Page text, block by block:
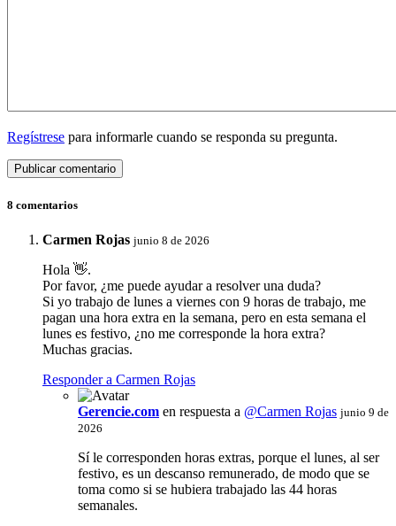
Regístrese para informarle cuando se responda su pregunta.
8 comentarios
Carmen Rojas junio 8 de 2026
Hola 👋.
Por favor, ¿me puede ayudar a resolver una duda?
Si yo trabajo de lunes a viernes con 9 horas de trabajo, me
pagan una hora extra en la semana, pero en esta semana el
lunes es festivo, ¿no me corresponde la hora extra?
Muchas gracias.
Responder a Carmen Rojas
Gerencie.com en respuesta a @Carmen Rojas junio 9 de
2026
Sí le corresponden horas extras, porque el lunes, al ser
festivo, es un descanso remunerado, de modo que se
toma como si se hubiera trabajado las 44 horas
semanales.